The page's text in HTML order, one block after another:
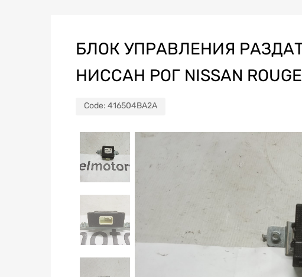
БЛОК УПРАВЛЕНИЯ
НИССАН РОГ NISSAN
Code: 416504BA2A